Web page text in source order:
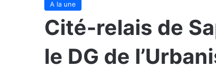
A la une
Cité-relais de
le DG de